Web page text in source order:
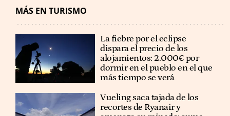
MÁS EN TURISMO
La fiebre por el eclipse
dispara el precio de los
alojamientos: 2.000€ por
dormir en el pueblo en el que
más tiempo se verá
Vueling saca tajada de los
recortes de Ryanair y